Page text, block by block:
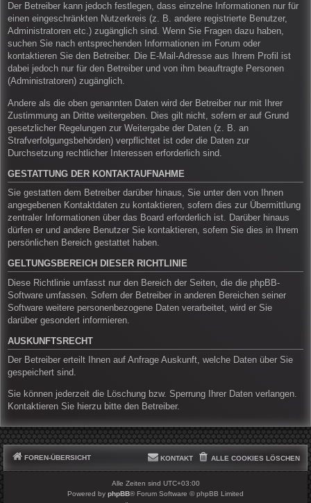
Der Betreiber kann jedoch festlegen, dass einzelne Informationen nur für
einen eingeschränkten Nutzerkreis (z. B. andere registrierte Benutzer,
Administratoren etc.) zugänglich sind. Wenn Sie Fragen dazu haben,
suchen Sie nach entsprechenden Informationen im Forum oder
kontaktieren Sie den Betreiber. Die E-Mail-Adresse aus Ihrem Profil ist
dabei jedoch nur für den Betreiber und von ihm beauftragte Personen
(Administratoren) zugänglich.
Andere als die oben genannten Daten wird der Betreiber nur mit Ihrer
Zustimmung an Dritte weitergeben. Dies gilt nicht, sofern er auf Grund
gesetzlicher Regelungen zur Weitergabe der Daten (z. B. an
Strafverfolgungsbehörden) verpflichtet ist oder die Daten zur
Durchsetzung rechtlicher Interessen erforderlich sind.
GESTATTUNG DER KONTAKTAUFNAHME
Sie gestatten dem Betreiber darüber hinaus, Sie unter den von Ihnen
angegebenen Kontaktdaten zu kontaktieren, sofern dies zur Übermittlung
zentraler Informationen über das Board erforderlich ist. Darüber hinaus
dürfen er und andere Benutzer Sie kontaktieren, sofern Sie dies in Ihrem
persönlichen Bereich gestattet haben.
GELTUNGSBEREICH DIESER RICHTLINIE
Diese Richtlinie umfasst nur den Bereich der Seiten, die die phpBB-
Software umfassen. Sofern der Betreiber in anderen Bereichen seiner
Software weitere personenbezogene Daten verarbeitet, wird er Sie
darüber gesondert informieren.
AUSKUNFTSRECHT
Der Betreiber erteilt Ihnen auf Anfrage Auskunft, welche Daten über Sie
gespeichert sind.
Sie können jederzeit die Löschung bzw. Sperrung Ihrer Daten verlangen.
Kontaktieren Sie hierzu bitte den Betreiber.
FOREN-ÜBERSICHT ALLE COOKIES LÖSCHEN
KONTAKT
Alle Zeiten sind UTC+03:00
Powered by phpBB® Forum Software © phpBB Limited